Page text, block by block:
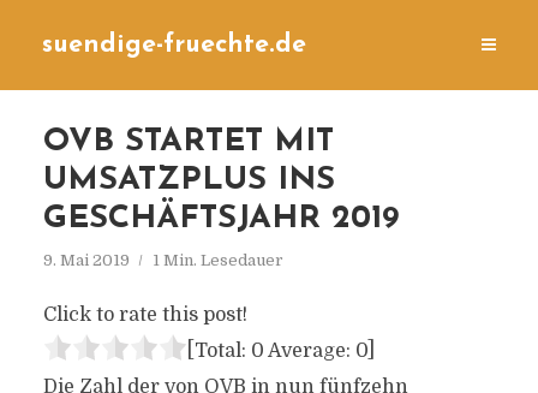
suendige-fruechte.de
OVB STARTET MIT
UMSATZPLUS INS
GESCHÄFTSJAHR 2019
9. Mai 2019 1 Min. Lesedauer
Click to rate this post!
[Total: 0 Average: 0]
Die Zahl der von OVB in nun fünfzehn